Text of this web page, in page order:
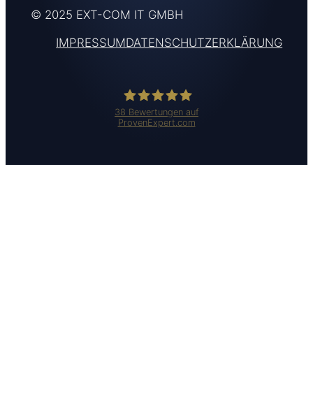
© 2025 EXT-COM IT GMBH
IMPRESSUMDATENSCHUTZERKLÄRUNG
38 Bewertungen auf
ProvenExpert.com